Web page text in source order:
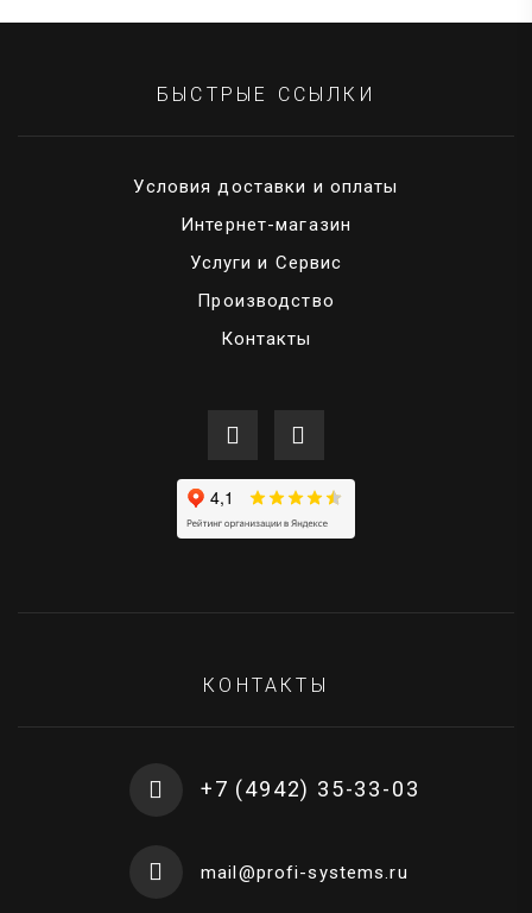
БЫСТРЫЕ ССЫЛКИ
Условия доставки и оплаты
Интернет-магазин
Услуги и Сервис
Производство
Контакты
КОНТАКТЫ
+7 (4942) 35-33-03
mail@profi-systems.ru